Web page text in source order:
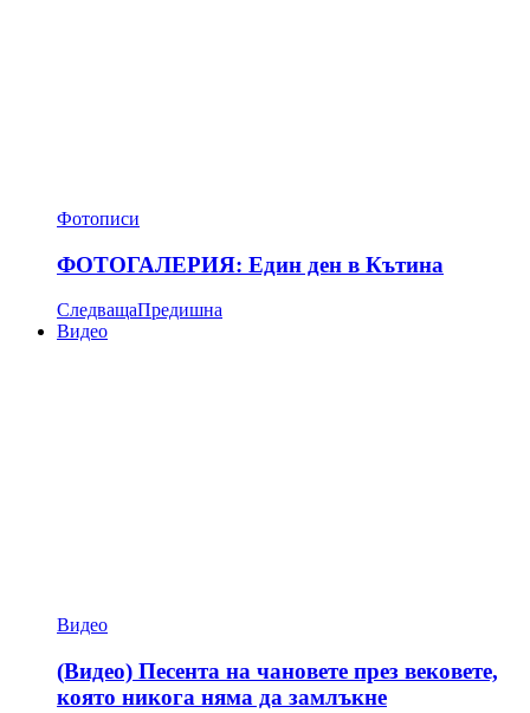
Фотописи
ФОТОГАЛЕРИЯ: Един ден в Кътина
СледващаПредишна
Видео
Видео
(Видео) Песента на чановете през вековете,
която никога няма да замлъкне